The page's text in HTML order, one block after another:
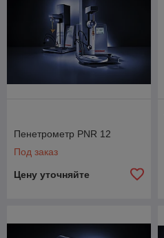
Пенетрометр PNR 12
Под заказ
Цену уточняйте